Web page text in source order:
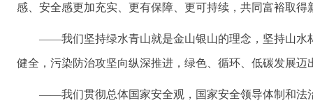
感、安全感更加充实、更有保障、更可持续，共同富裕取得
——我们坚持绿水青山就是金山银山的理念，坚持山水
健全，污染防治攻坚向纵深推进，绿色、循环、低碳发展
——我们贯彻总体国家安全观，国家安全领导体制和法